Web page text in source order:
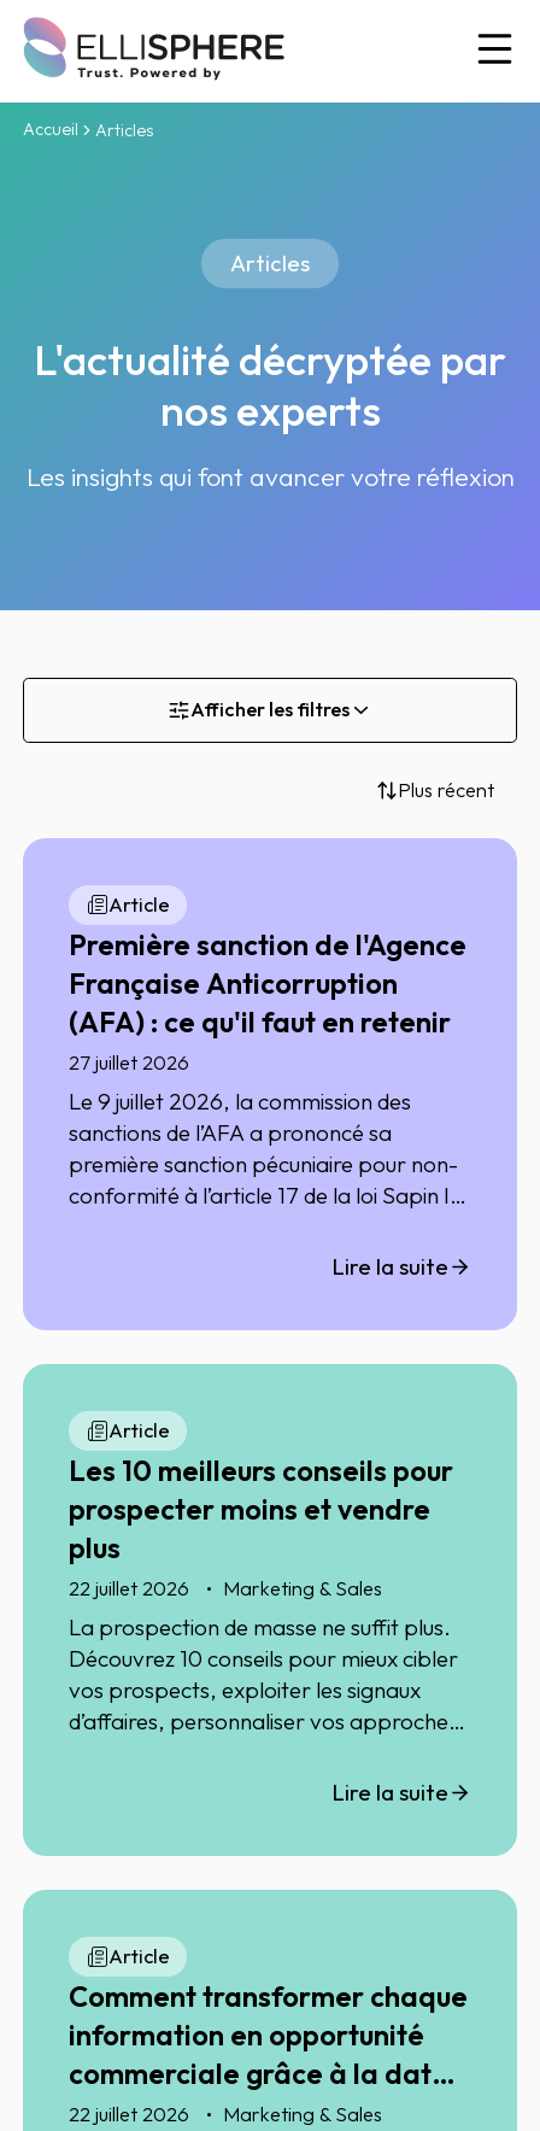
Accueil Articles
Articles
L'actualité décryptée par
nos experts
Les insights qui font avancer votre réflexion
Afficher les filtres
Plus récent
Article
Première sanction de l'Agence
Française Anticorruption
(AFA) : ce qu'il faut en retenir
27 juillet 2026
Le 9 juillet 2026, la commission des
sanctions de l’AFA a prononcé sa
première sanction pécuniaire pour non-
conformité à l’article 17 de la loi Sapin II.
déployer un dispositif anticorruption
Lire la suite
Article
Les 10 meilleurs conseils pour
prospecter moins et vendre
plus
22 juillet 2026 Marketing & Sales
La prospection de masse ne suffit plus.
Découvrez 10 conseils pour mieux cibler
vos prospects, exploiter les signaux
d’affaires, personnaliser vos approches
discernement afin d’améliorer votre
Lire la suite
Article
Comment transformer chaque
information en opportunité
commerciale grâce à la data
et à l'IA ?
22 juillet 2026 Marketing & Sales